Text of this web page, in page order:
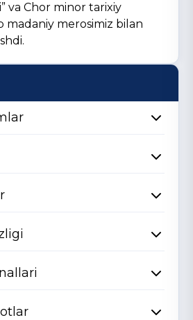
va Chor minor tarixiy
madaniy merosimiz bilan